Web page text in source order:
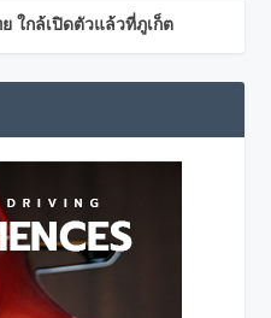
ใกล้เปิดตัวแล้วที่ภูเก็ต